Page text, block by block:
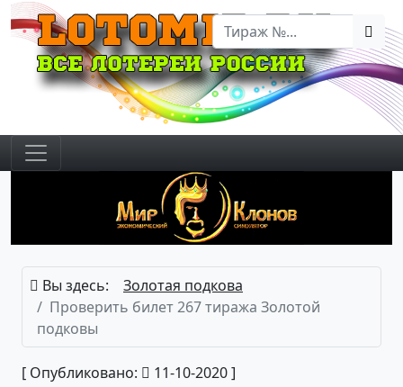
Вы здесь:
Золотая подкова
Проверить билет 267 тиража Золотой
подковы
[ Опубликовано: 11-10-2020 ]